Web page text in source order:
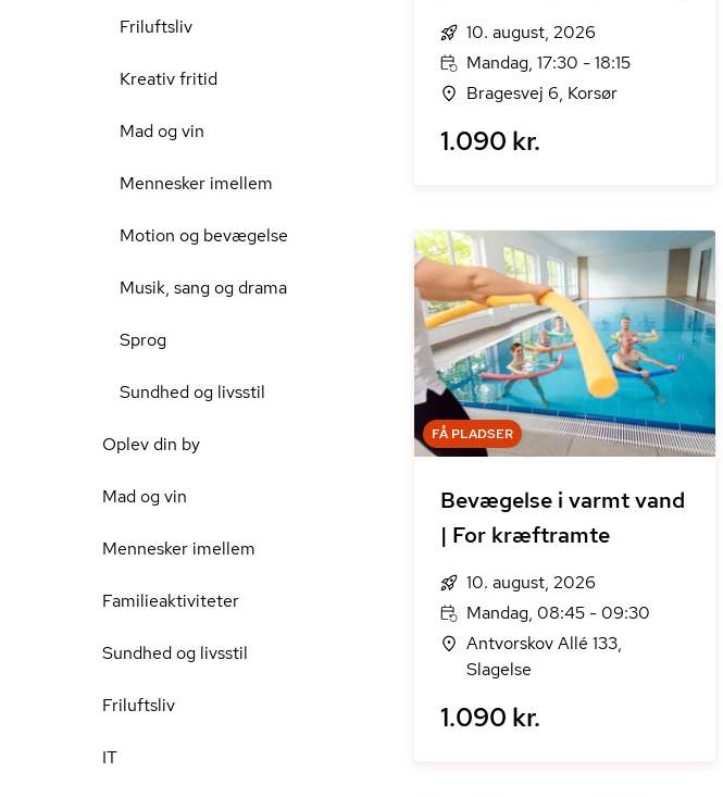
Friluftsliv
Kreativ fritid
Mad og vin
Mennesker imellem
Motion og bevægelse
Musik, sang og drama
Sprog
Sundhed og livsstil
Oplev din by
Mad og vin
Mennesker imellem
Familieaktiviteter
Sundhed og livsstil
Friluftsliv
IT
10. august, 2026
Mandag, 17:30 - 18:15
Bragesvej 6, Korsør
1.090 kr.
FÅ PLADSER
Bevægelse i varmt vand
| For kræftramte
10. august, 2026
Mandag, 08:45 - 09:30
Antvorskov Allé 133,
Slagelse
1.090 kr.